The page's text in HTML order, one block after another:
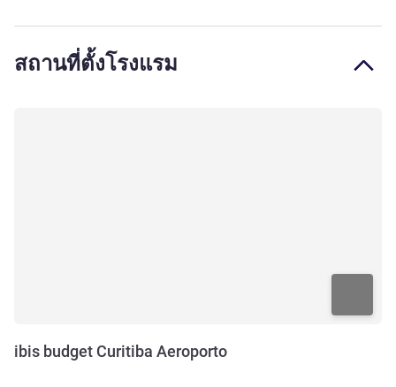
สถานที่ตั้งโรงแรม
ibis budget Curitiba Aeroporto